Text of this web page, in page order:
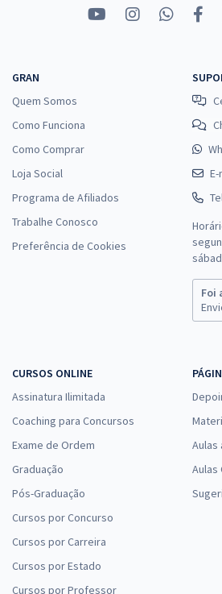
ou 12xR$
INSS - Instituto Nacional do
R$ 479,84 à vista
R$ 39,99
Economize R$ 119,96
Comprar
R$
Economize R$ 109,78
Comprar
PPMG - Polícia Penal do Estado de
GRAN
Quem Somos
Como Funciona
Como Comprar
Loja Social
Programa de Afiliados
Trabalhe Conosco
Preferência de Cookies
E-
Foi
CURSOS ONLINE
Assinatura Ilimitada
Coaching para Concursos
Exame de Ordem
Graduação
Pós-Graduação
Cursos por Concurso
Cursos por Carreira
Cursos por Estado
Cursos por Professor
Aulas
Aulas